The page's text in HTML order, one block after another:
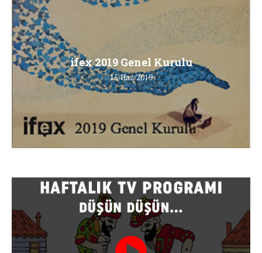
ifex 2019 Genel Kurulu
15/Haz/2019